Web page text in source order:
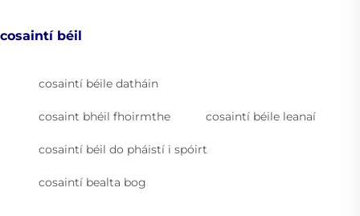
cosaintí béil
cosaintí béile datháin
cosaint bhéil fhoirmthe cosaintí béile leanaí
cosaintí béil do pháistí i spóirt
cosaintí bealta bog